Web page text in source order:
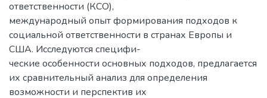
ответственности (КСО),
международный опыт формирования подходов к
социальной ответственности в странах Европы и
США. Исследуются специфи-
ческие особенности основных подходов, предлагается
их сравнительный анализ для определения
возможности и перспектив их